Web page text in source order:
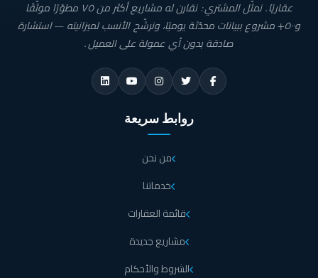
عقاريًا. نمثّل المشتري: نقارن له مشاريع أكثر من ٧٥ مطوّرًا موثّقًا
و٥٠٠+ مشروع ببيانات محدّثة يوميًا، ونرشّح الأنسب لميزانيته — استشارة
صادقة بدون أي عمولة على العميل.
روابط سريعة
من نحن
خدماتنا
قائمة العقارات
مشاريع جديدة
الشروط والأحكام